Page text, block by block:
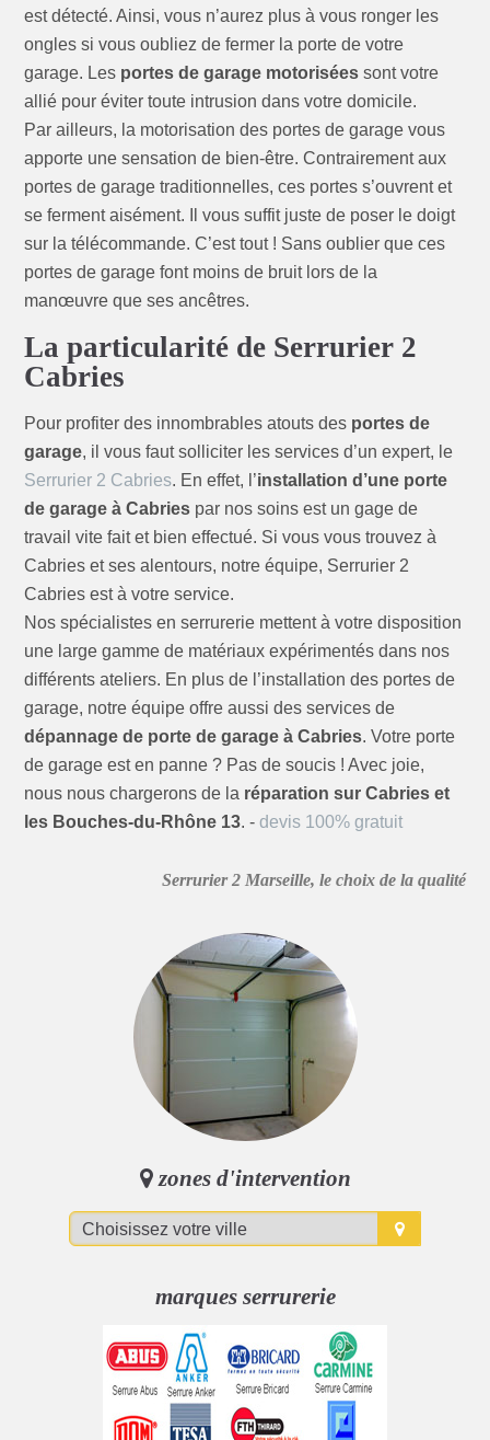
est détecté. Ainsi, vous n’aurez plus à vous ronger les
ongles si vous oubliez de fermer la porte de votre
garage. Les portes de garage motorisées sont votre
allié pour éviter toute intrusion dans votre domicile.
Par ailleurs, la motorisation des portes de garage vous
apporte une sensation de bien-être. Contrairement aux
portes de garage traditionnelles, ces portes s’ouvrent et
se ferment aisément. Il vous suffit juste de poser le doigt
sur la télécommande. C’est tout ! Sans oublier que ces
portes de garage font moins de bruit lors de la
manœuvre que ses ancêtres.
La particularité de Serrurier 2
Cabries
Pour profiter des innombrables atouts des portes de
garage, il vous faut solliciter les services d’un expert, le
Serrurier 2 Cabries. En effet, l’installation d’une porte
de garage à Cabries par nos soins est un gage de
travail vite fait et bien effectué. Si vous vous trouvez à
Cabries et ses alentours, notre équipe, Serrurier 2
Cabries est à votre service.
Nos spécialistes en serrurerie mettent à votre disposition
une large gamme de matériaux expérimentés dans nos
différents ateliers. En plus de l’installation des portes de
garage, notre équipe offre aussi des services de
dépannage de porte de garage à Cabries. Votre porte
de garage est en panne ? Pas de soucis ! Avec joie,
nous nous chargerons de la réparation sur Cabries et
les Bouches-du-Rhône 13. -devis 100% gratuit
Serrurier 2 Marseille, le choix de la qualité
zones d'intervention
marques serrurerie